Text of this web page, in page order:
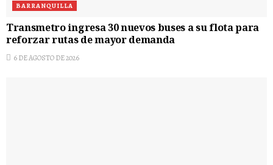
BARRANQUILLA
Transmetro ingresa 30 nuevos buses a su flota para
reforzar rutas de mayor demanda
6 DE AGOSTO DE 2026